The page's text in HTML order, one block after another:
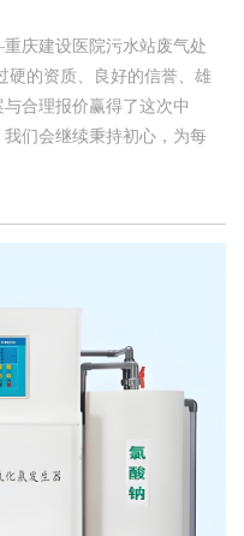
庆建设医院污水站废气处
硬的资质、良好的信誉、雄
合理报价赢得了这次中
们会继续秉持初心，为每